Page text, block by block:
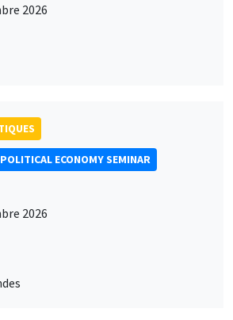
2026
ECONOMY SEMINAR
2026